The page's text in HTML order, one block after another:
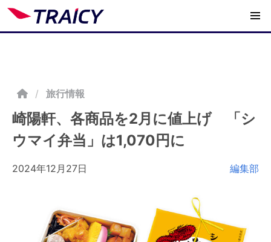
/ 旅行情報
崎陽軒、各商品を2月に値上げ 「シ
ウマイ弁当」は1,070円に
2024年12月27日 編集部